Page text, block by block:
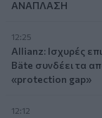
ΑΝΑΠΛΑΣΗ
12:25
Allianz: Ισχυρές
Bäte συνδέει τα
«protection gap»
12:12